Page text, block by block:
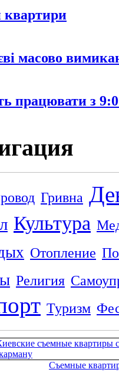
квартири
масово
працювати з
Гривна
Культура
Отопление
Религия
Туризм
Съемные